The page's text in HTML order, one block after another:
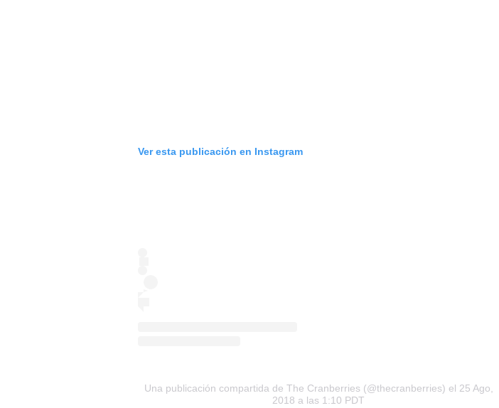
Ver esta publicación en Instagram
Una publicación compartida de The Cranberries (@thecranberries) el 25 Ago,
2018 a las 1:10 PDT